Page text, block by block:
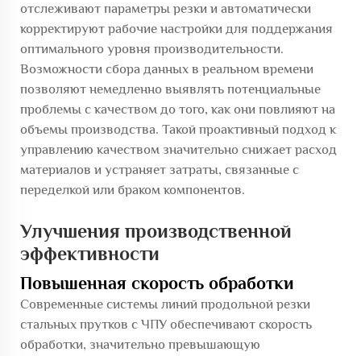
отслеживают параметры резки и автоматически
корректируют рабочие настройки для поддержания
оптимального уровня производительности.
Возможности сбора данных в реальном времени
позволяют немедленно выявлять потенциальные
проблемы с качеством до того, как они повлияют на
объемы производства. Такой проактивный подход к
управлению качеством значительно снижает расход
материалов и устраняет затраты, связанные с
переделкой или браком компонентов.
Улучшения производственной
эффективности
Повышенная скорость обработки
Современные системы линий продольной резки
стальных прутков с ЧПУ обеспечивают скорость
обработки, значительно превышающую